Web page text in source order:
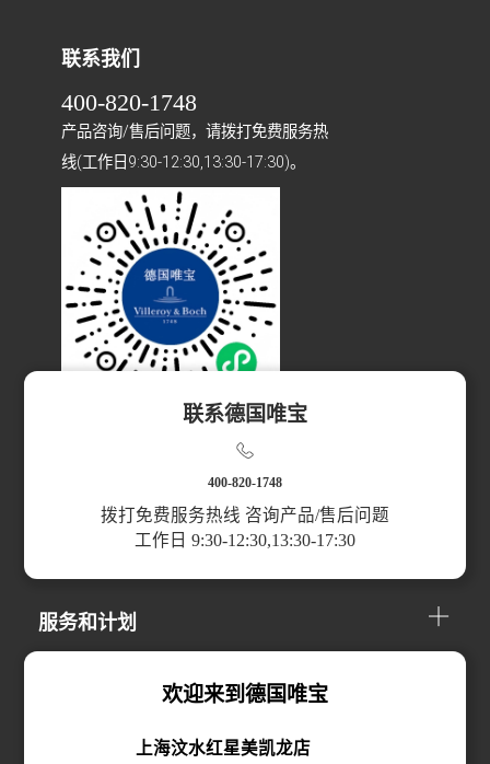
服务和计划
联系我们
400-820-1748
产品咨询/售后问题，请拨打免费服务热
线(工作日9:30-12:30,13:30-17:30)。
欢迎来到德国唯宝
上海汶水红星美凯龙店
联系德国唯宝
400-820-1748
拨打免费服务热线 咨询产品/售后问题
工作日 9:30-12:30,13:30-17:30